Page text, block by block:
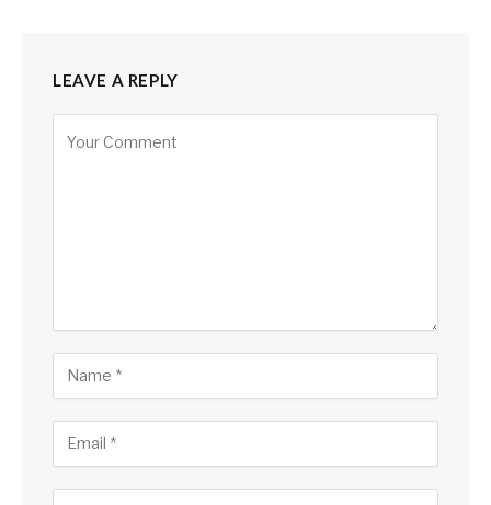
LEAVE A REPLY